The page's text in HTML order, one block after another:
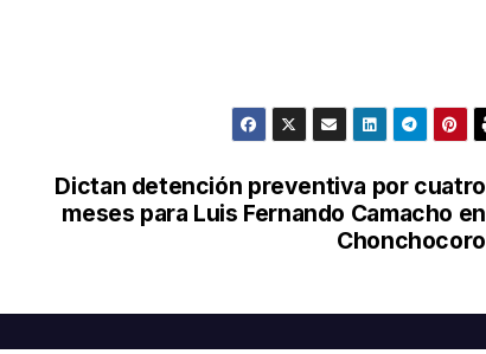
Dictan detención preventiva por cuatro
meses para Luis Fernando Camacho en
Chonchocoro